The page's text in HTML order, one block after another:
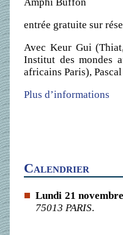
entrée gratuite sur
Avec Keur Gui
Institut des mondes
africains Paris),
Plus d’informations
Calendrier
Lundi 21
75013 PARIS.